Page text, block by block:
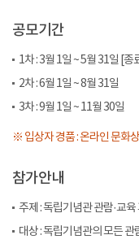
공모기간
1차 : 3월 1일 ~ 5월 31일 [종
2차 : 6월 1일 ~ 8월 31일
3차 : 9월 1일 ~ 11월 30일
※ 입상자 경품 : 온라인 문화
참가안내
주제 : 독립기념관 관람·교육
대상 : 독립기념관의 모든 관